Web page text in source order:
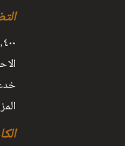
١٫٤٠٠ حالة